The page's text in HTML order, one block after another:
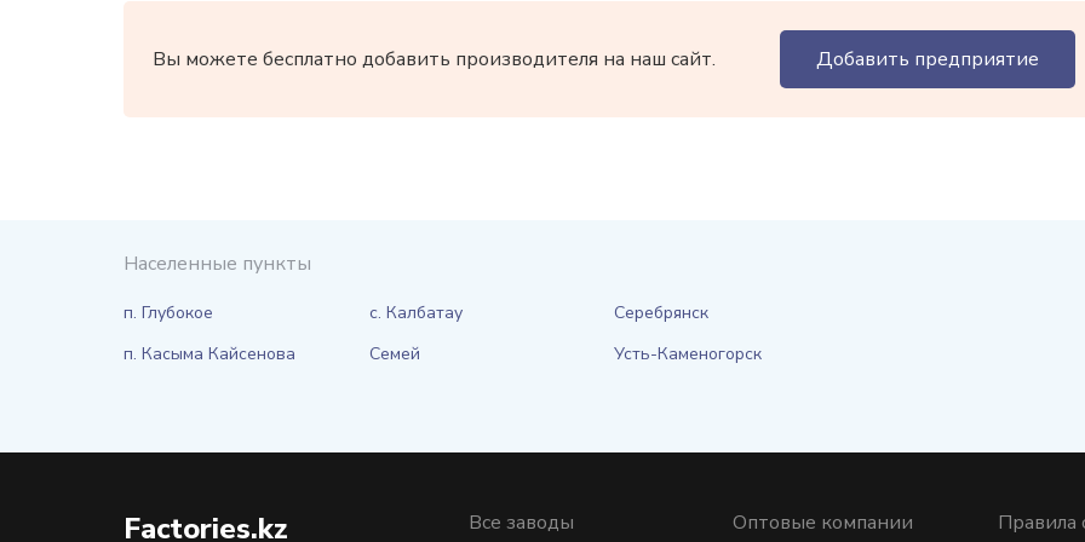
Вы можете бесплатно добавить производителя на наш сайт. Добавить предприятие
Населенные пункты
п. Глубокое
п. Касыма Кайсенова
с. Калбатау
Семей
Серебрянск
Усть-Каменогорск
Factories.kz Все заводы Оптовые компании Правила